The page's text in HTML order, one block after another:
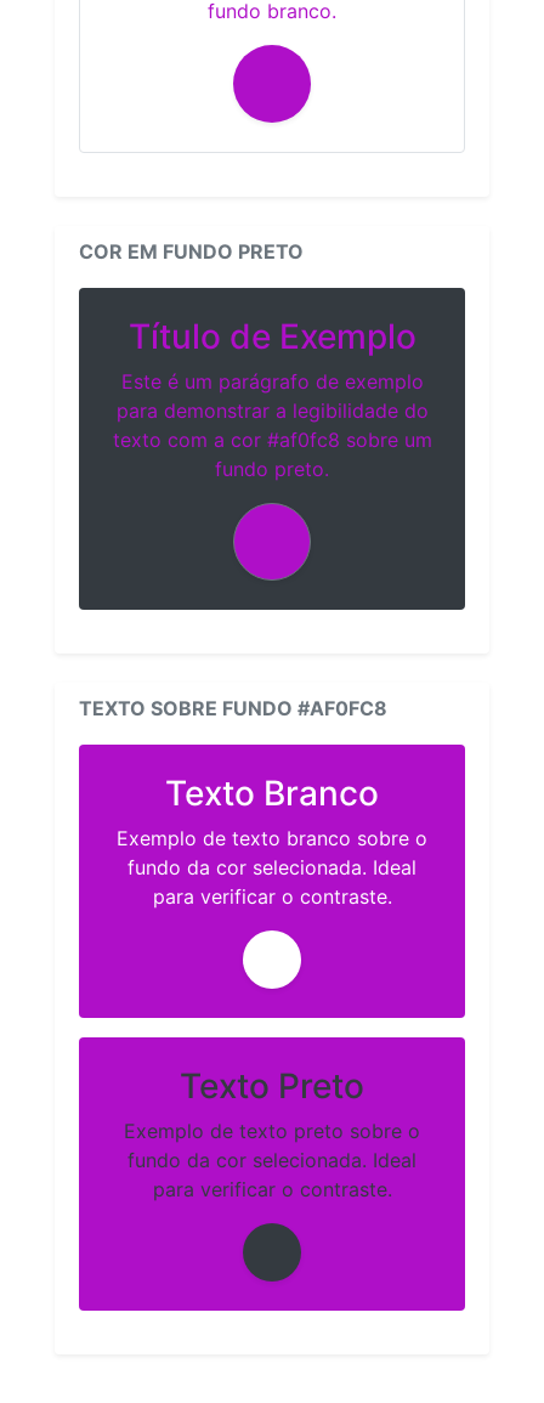
fundo branco.
COR EM FUNDO PRETO
Título de Exemplo
Este é um parágrafo de exemplo
para demonstrar a legibilidade do
texto com a cor #af0fc8 sobre um
fundo preto.
TEXTO SOBRE FUNDO #AF0FC8
Texto Branco
Exemplo de texto branco sobre o
fundo da cor selecionada. Ideal
para verificar o contraste.
Texto Preto
Exemplo de texto preto sobre o
fundo da cor selecionada. Ideal
para verificar o contraste.